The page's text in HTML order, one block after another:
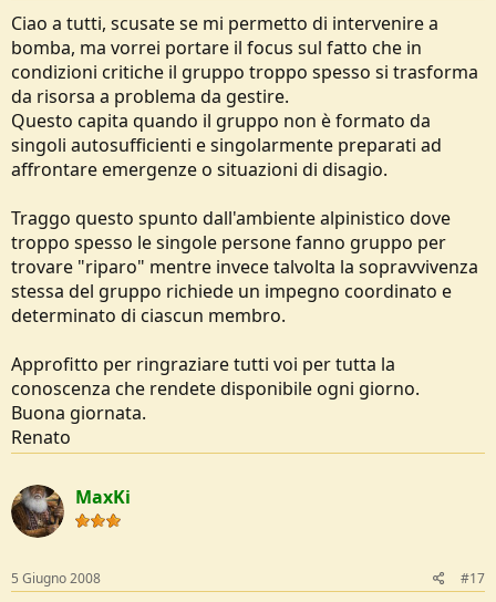
Ciao a tutti, scusate se mi permetto di intervenire a
bomba, ma vorrei portare il focus sul fatto che in
condizioni critiche il gruppo troppo spesso si trasforma
da risorsa a problema da gestire.
Questo capita quando il gruppo non è formato da
singoli autosufficienti e singolarmente preparati ad
affrontare emergenze o situazioni di disagio.
Traggo questo spunto dall'ambiente alpinistico dove
troppo spesso le singole persone fanno gruppo per
trovare "riparo" mentre invece talvolta la sopravvivenza
stessa del gruppo richiede un impegno coordinato e
determinato di ciascun membro.
Approfitto per ringraziare tutti voi per tutta la
conoscenza che rendete disponibile ogni giorno.
Buona giornata.
Renato
MaxKi
5 Giugno 2008 #17